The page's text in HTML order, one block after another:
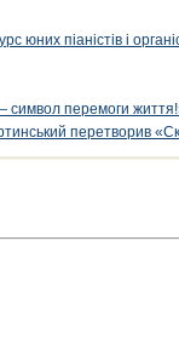
юних піаністів і
символ перемоги
перетворив